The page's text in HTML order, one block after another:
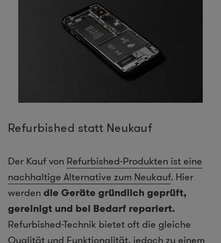
Refurbished statt Neukauf
Der Kauf von Refurbished-Produkten ist eine
nachhaltige Alternative zum Neukauf. Hier
werden die Geräte gründlich geprüft,
gereinigt und bei Bedarf repariert.
Refurbished-Technik bietet oft die gleiche
Qualität und Funktionalität, jedoch zu einem